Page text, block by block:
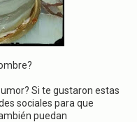
Si te gustaron estas
sociales para que
puedan